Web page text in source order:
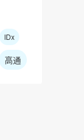
IDx
高通